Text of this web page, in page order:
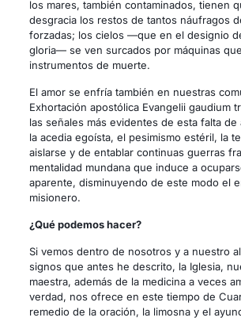
los mares, también contaminados, tienen
desgracia los restos de tantos náufragos
forzadas; los cielos —que en el designio
gloria— se ven surcados por máquinas
instrumentos de muerte.
El amor se enfría también en nuestras
Exhortación apostólica Evangelii gaudium
las señales más evidentes de esta falta de
la acedia egoísta, el pesimismo estéril, la
aislarse y de entablar continuas guerras
mentalidad mundana que induce a
aparente, disminuyendo de este modo el
misionero.
¿Qué podemos hacer?
Si vemos dentro de nosotros y a nuestro
signos que antes he descrito, la Iglesia,
maestra, además de la medicina a veces
verdad, nos ofrece en este tiempo de
remedio de la oración, la limosna y el